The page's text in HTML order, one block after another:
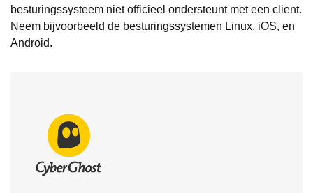
besturingssysteem niet officieel ondersteunt met een client.
Neem bijvoorbeeld de besturingssystemen Linux, iOS, en
Android.